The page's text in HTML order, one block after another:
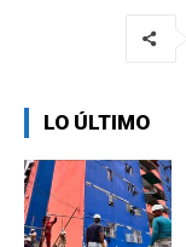
LO ÚLTIMO